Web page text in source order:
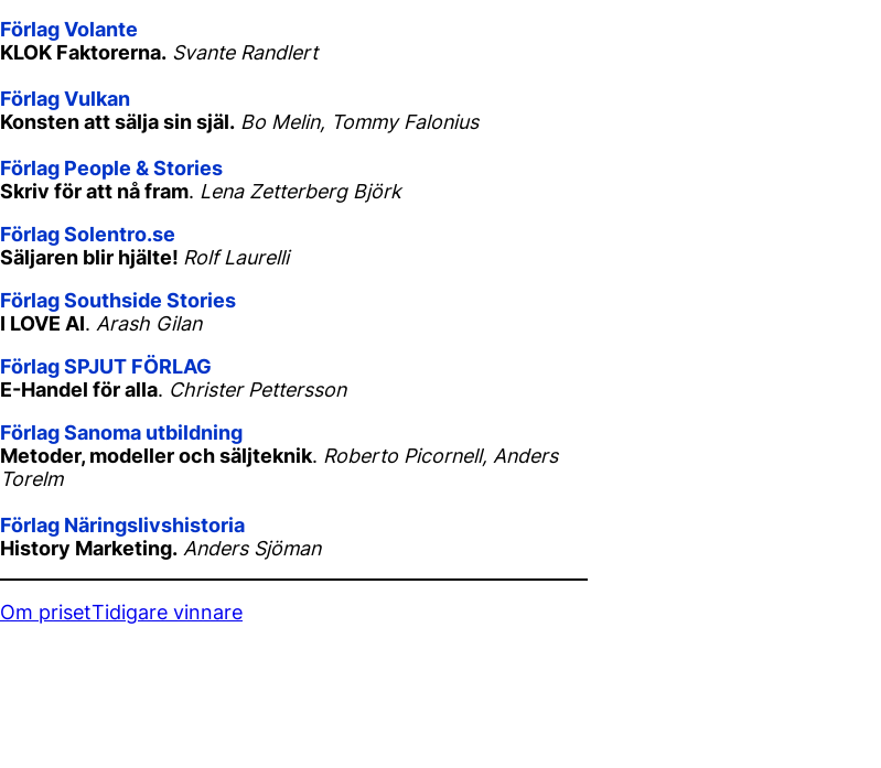
Förlag Volante
KLOK Faktorerna. Svante Randlert
Förlag Vulkan
Konsten att sälja sin själ. Bo Melin, Tommy Falonius
Förlag People & Stories
Skriv för att nå fram. Lena Zetterberg Björk
Förlag Solentro.se
Säljaren blir hjälte! Rolf Laurelli
Förlag Southside Stories
I LOVE AI. Arash Gilan
Förlag SPJUT FÖRLAG
E-Handel för alla. Christer Pettersson
Förlag Sanoma utbildning
Metoder, modeller och säljteknik. Roberto Picornell, Anders
Torelm
Förlag Näringslivshistoria
History Marketing. Anders Sjöman
Om prisetTidigare vinnare